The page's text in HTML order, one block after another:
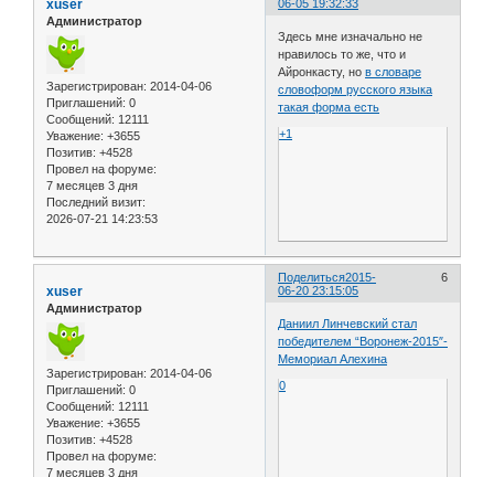
06-05 19:32:33
xuser
Администратор
Зарегистрирован: 2014-04-06
Приглашений: 0
Сообщений: 12111
Уважение: +3655
Позитив: +4528
Провел на форуме:
7 месяцев 3 дня
Последний визит:
2026-07-21 14:23:53
Здесь мне изначально не
нравилось то же, что и
Айронкасту, нов словаре
словоформ русского языка
такая форма есть
+1
Поделиться 6
2015-
06-20 23:15:05
xuser
Администратор
Зарегистрирован: 2014-04-06
Приглашений: 0
Сообщений: 12111
Уважение: +3655
Позитив: +4528
Провел на форуме:
7 месяцев 3 дня
Даниил Линчевский стал
победителем “Воронеж-2015″-
Мемориал Алехина
0